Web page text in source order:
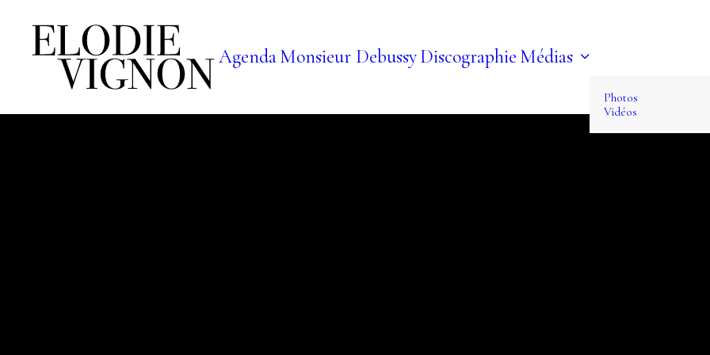
AgendaMonsieur DebussyDiscographie Médias
Photos
Vidéos